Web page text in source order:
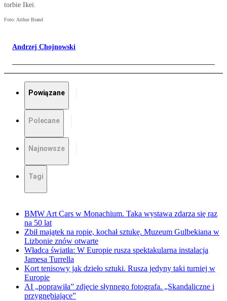
torbie Ikei.
Foto: Arthur Brand
Andrzej Chojnowski
Powiązane
Polecane
Najnowsze
Tagi
BMW Art Cars w Monachium. Taka wystawa zdarza się raz
na 50 lat
Zbił majątek na ropie, kochał sztukę. Muzeum Gulbekiana w
Lizbonie znów otwarte
Władca światła: W Europie rusza spektakularna instalacja
Jamesa Turrella
Kort tenisowy jak dzieło sztuki. Rusza jedyny taki turniej w
Europie
AI „poprawiła” zdjęcie słynnego fotografa. „Skandaliczne i
przygnębiające”